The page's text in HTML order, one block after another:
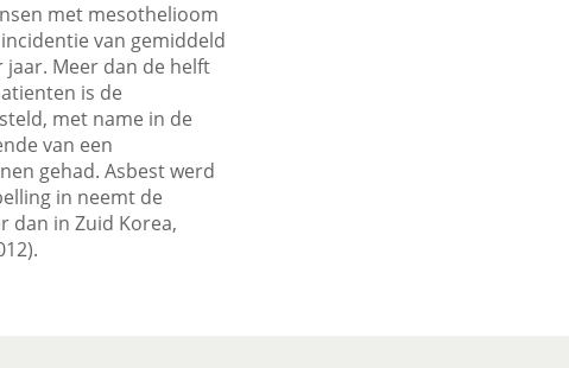
met mesothelioom
van gemiddeld
Meer dan de helft
is de
met name in de
van een
gehad. Asbest werd
in neemt de
dan in Zuid Korea,